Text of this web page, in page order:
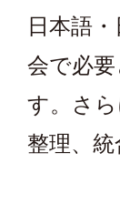
日本語
会で必
す。さ
整理、